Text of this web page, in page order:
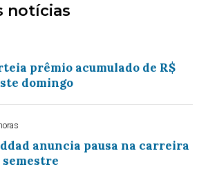
notícias
prêmio acumulado de R$
domingo
anuncia pausa na carreira
semestre